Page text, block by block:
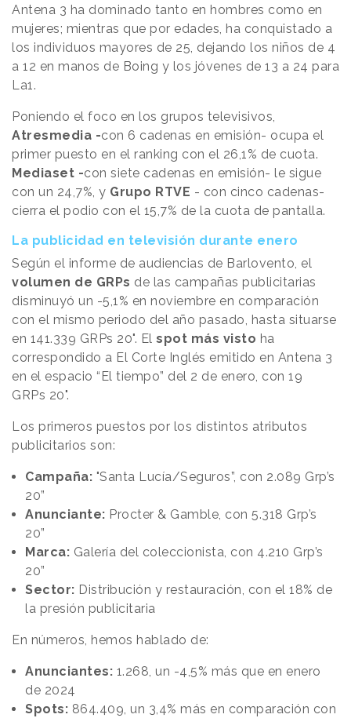
Antena 3 ha dominado tanto en hombres como en
mujeres; mientras que por edades, ha conquistado a
los individuos mayores de 25, dejando los niños de 4
a 12 en manos de Boing y los jóvenes de 13 a 24 para
La1.
Poniendo el foco en los grupos televisivos,
Atresmedia -con 6 cadenas en emisión- ocupa el
primer puesto en el ranking con el 26,1% de cuota.
Mediaset -con siete cadenas en emisión- le sigue
con un 24,7%, y Grupo RTVE - con cinco cadenas-
cierra el podio con el 15,7% de la cuota de pantalla.
La publicidad en televisión durante enero
Según el informe de audiencias de Barlovento, el
volumen de GRPs de las campañas publicitarias
disminuyó un -5,1% en noviembre en comparación
con el mismo periodo del año pasado, hasta situarse
en 141.339 GRPs 20". El spot más visto ha
correspondido a El Corte Inglés emitido en Antena 3
en el espacio “El tiempo” del 2 de enero, con 19
GRPs 20".
Los primeros puestos por los distintos atributos
publicitarios son:
Campaña: "Santa Lucía/Seguros”, con 2.089 Grp’s
20”
Anunciante: Procter & Gamble, con 5.318 Grp’s
20”
Marca: Galería del coleccionista, con 4.210 Grp’s
20”
Sector: Distribución y restauración, con el 18% de
la presión publicitaria
En números, hemos hablado de:
Anunciantes: 1.268, un -4,5% más que en enero
de 2024
Spots: 864.409, un 3,4% más en comparación con